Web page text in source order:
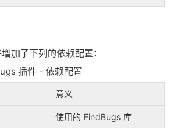
加了下列的依赖配置：
插件 ​​- 依赖配置
意义
使用的 FindBugs 库